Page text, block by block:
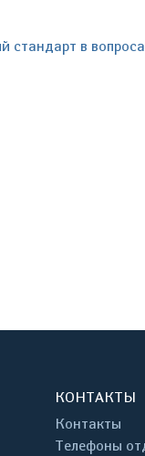
стандарт в
КОНТАКТЫ
Контакты
Телефоны